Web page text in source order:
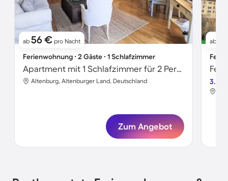
ab 56 € pro Nacht
Ferienwohnung ∙ 2 Gäste ∙ 1 Schlafzimmer
Apartment mit 1 Schlafzimmer für 2 Personen
Altenburg, Altenburger Land, Deutschland
Zum Angebot
ab
3.6